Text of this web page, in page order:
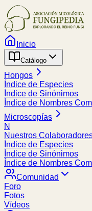
Inicio
Catálogo
Hongos
Índice de Especies
Índice de Sinónimos
Índice de Nombres
Microscopías
N
Nuestros
Índice de Especies
Índice de Sinónimos
Índice de Nombres
Comunidad
Foro
Fotos
Vídeos